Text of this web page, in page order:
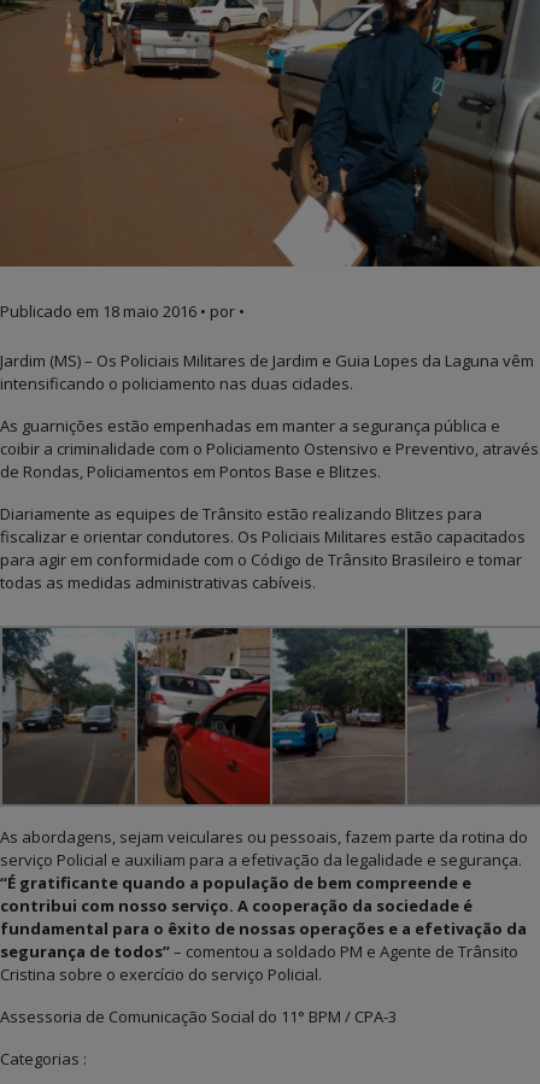
Publicado em 18 maio 2016 • por •
Jardim (MS) – Os Policiais Militares de Jardim e Guia Lopes da Laguna vêm
intensificando o policiamento nas duas cidades.
As guarnições estão empenhadas em manter a segurança pública e
coibir a criminalidade com o Policiamento Ostensivo e Preventivo, através
de Rondas, Policiamentos em Pontos Base e Blitzes.
Diariamente as equipes de Trânsito estão realizando Blitzes para
fiscalizar e orientar condutores. Os Policiais Militares estão capacitados
para agir em conformidade com o Código de Trânsito Brasileiro e tomar
todas as medidas administrativas cabíveis.
As abordagens, sejam veiculares ou pessoais, fazem parte da rotina do
serviço Policial e auxiliam para a efetivação da legalidade e segurança.
“É gratificante quando a população de bem compreende e
contribui com nosso serviço. A cooperação da sociedade é
fundamental para o êxito de nossas operações e a efetivação da
segurança de todos”– comentou a soldado PM e Agente de Trânsito
Cristina sobre o exercício do serviço Policial.
Assessoria de Comunicação Social do 11° BPM / CPA-3
Categorias :